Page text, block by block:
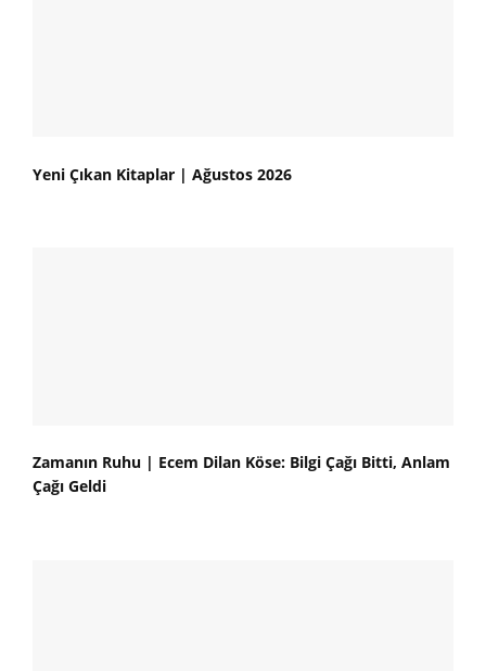
Yeni Çıkan Kitaplar | Ağustos 2026
Zamanın Ruhu | Ecem Dilan Köse: Bilgi Çağı Bitti, Anlam
Çağı Geldi